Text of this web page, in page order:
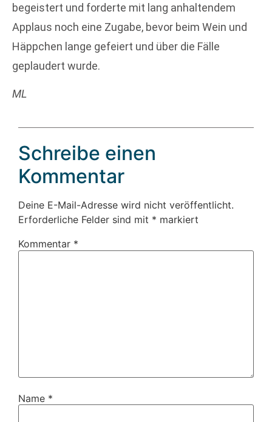
begeistert und forderte mit lang anhaltendem
Applaus noch eine Zugabe, bevor beim Wein und
Häppchen lange gefeiert und über die Fälle
geplaudert wurde.
ML
Schreibe einen
Kommentar
Deine E-Mail-Adresse wird nicht veröffentlicht.
Erforderliche Felder sind mit * markiert
Kommentar *
Name *